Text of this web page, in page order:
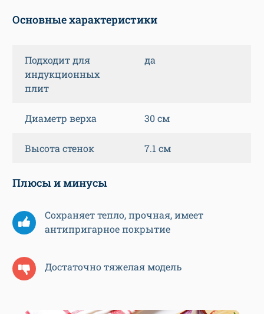
Основные характеристики
Подходит для
индукционных
плит
да
Диаметр верха 30 см
Высота стенок 7.1 см
Плюсы и минусы
Сохраняет тепло, прочная, имеет
антипригарное покрытие
Достаточно тяжелая модель